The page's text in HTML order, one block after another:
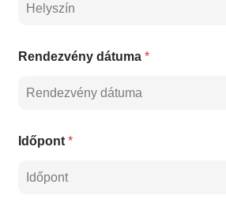
Rendezvény dátuma*
Időpont*